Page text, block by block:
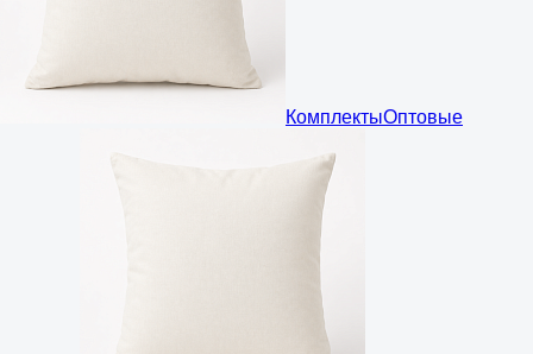
КомплектыОптовые